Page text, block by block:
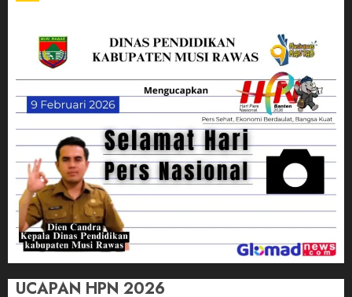
UCAPAN HPN 2026